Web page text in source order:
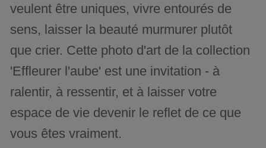
veulent être uniques, vivre entourés de
sens, laisser la beauté murmurer plutôt
que crier. Cette photo d'art de la collection
'Effleurer l'aube' est une invitation - à
ralentir, à ressentir, et à laisser votre
espace de vie devenir le reflet de ce que
vous êtes vraiment.